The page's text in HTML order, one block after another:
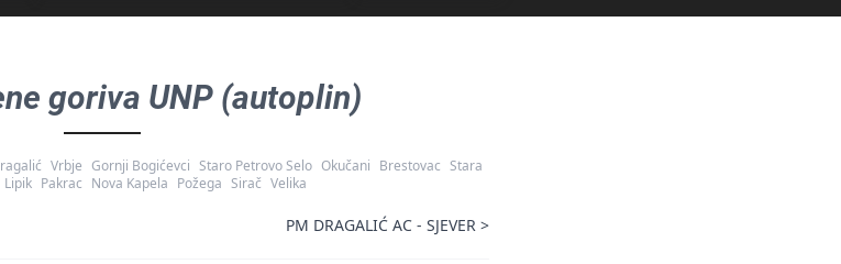
goriva UNP (autoplin)
Vrbje Gornji Bogićevci Staro Petrovo Selo Okučani Brestovac Stara
Lipik Pakrac Nova Kapela Požega Sirač Velika
PM DRAGALIĆ AC - SJEVER >